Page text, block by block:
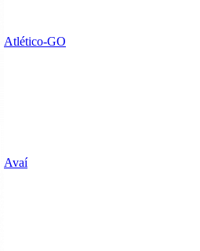
Atlético-GO
Avaí